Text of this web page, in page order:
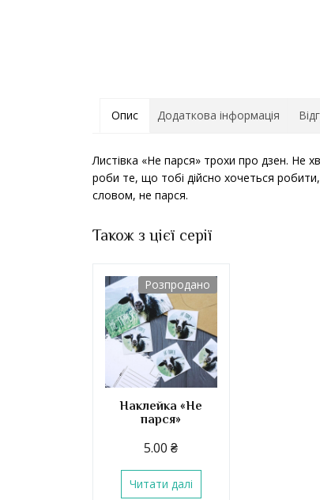
Опис Додаткова інформація
Листівка «Не парся» трохи про дзен. Не
роби те, що тобі дійсно хочеться
словом, не парся.
Також з цієї серії
Розпродано
Наклейка «Не
парся»
5.00₴
Читати далі